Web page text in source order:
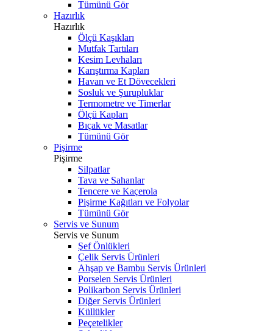
Tümünü Gör
Hazırlık
Hazırlık
Ölçü Kaşıkları
Mutfak Tartıları
Kesim Levhaları
Karıştırma Kapları
Havan ve Et Dövecekleri
Sosluk ve Şurupluklar
Termometre ve Timerlar
Ölçü Kapları
Bıçak ve Masatlar
Tümünü Gör
Pişirme
Pişirme
Silpatlar
Tava ve Sahanlar
Tencere ve Kaçerola
Pişirme Kağıtları ve Folyolar
Tümünü Gör
Servis ve Sunum
Servis ve Sunum
Şef Önlükleri
Çelik Servis Ürünleri
Ahşap ve Bambu Servis Ürünleri
Porselen Servis Ürünleri
Polikarbon Servis Ürünleri
Diğer Servis Ürünleri
Küllükler
Peçetelikler